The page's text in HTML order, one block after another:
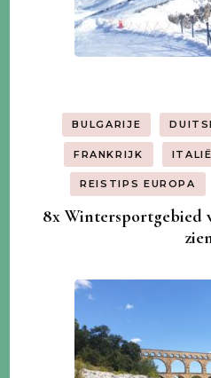
BULGARIJE
FRANKRIJK ITALIË
REISTIPS EUROPA
8x Wintersportgebied